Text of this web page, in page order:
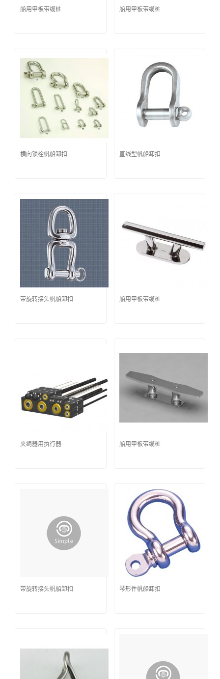
船用甲板带缆桩 船用甲板带缆桩
横向锁栓帆船卸扣 直线型帆船卸扣
带旋转接头帆船卸扣 船用甲板带缆桩
夹绳器用执行器 船用甲板带缆桩
带旋转接头帆船卸扣 琴形件帆船卸扣